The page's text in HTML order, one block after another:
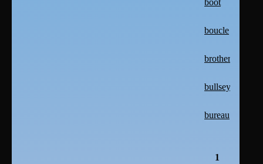
boot
boucle
brother
bullseye
bureau
1